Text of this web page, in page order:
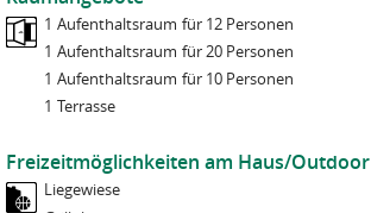
1 Aufenthaltsraum für 12 Personen
1 Aufenthaltsraum für 20 Personen
1 Aufenthaltsraum für 10 Personen
1 Terrasse
Freizeitmöglichkeiten am Haus/Outdoor
Liegewiese